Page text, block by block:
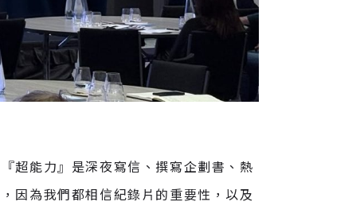
超能力』是深夜寫信、撰寫企劃書、熱
因為我們都相信紀錄片的重要性，以及